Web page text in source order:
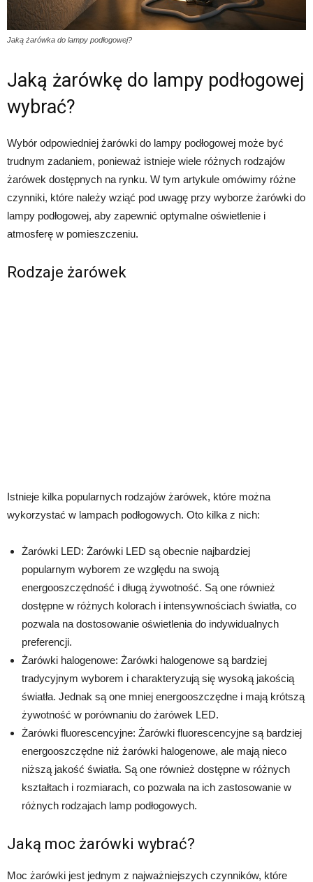
Jaką żarówka do lampy podłogowej?
Jaką żarówkę do lampy podłogowej
wybrać?
Wybór odpowiedniej żarówki do lampy podłogowej może być
trudnym zadaniem, ponieważ istnieje wiele różnych rodzajów
żarówek dostępnych na rynku. W tym artykule omówimy różne
czynniki, które należy wziąć pod uwagę przy wyborze żarówki do
lampy podłogowej, aby zapewnić optymalne oświetlenie i
atmosferę w pomieszczeniu.
Rodzaje żarówek
Istnieje kilka popularnych rodzajów żarówek, które można
wykorzystać w lampach podłogowych. Oto kilka z nich:
Żarówki LED: Żarówki LED są obecnie najbardziej
popularnym wyborem ze względu na swoją
energooszczędność i długą żywotność. Są one również
dostępne w różnych kolorach i intensywnościach światła, co
pozwala na dostosowanie oświetlenia do indywidualnych
preferencji.
Żarówki halogenowe: Żarówki halogenowe są bardziej
tradycyjnym wyborem i charakteryzują się wysoką jakością
światła. Jednak są one mniej energooszczędne i mają krótszą
żywotność w porównaniu do żarówek LED.
Żarówki fluorescencyjne: Żarówki fluorescencyjne są bardziej
energooszczędne niż żarówki halogenowe, ale mają nieco
niższą jakość światła. Są one również dostępne w różnych
kształtach i rozmiarach, co pozwala na ich zastosowanie w
różnych rodzajach lamp podłogowych.
Jaką moc żarówki wybrać?
Moc żarówki jest jednym z najważniejszych czynników, które